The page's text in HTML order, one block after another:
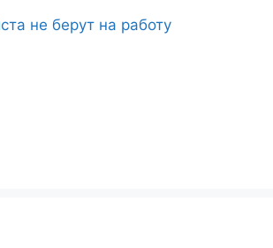
не берут на работу